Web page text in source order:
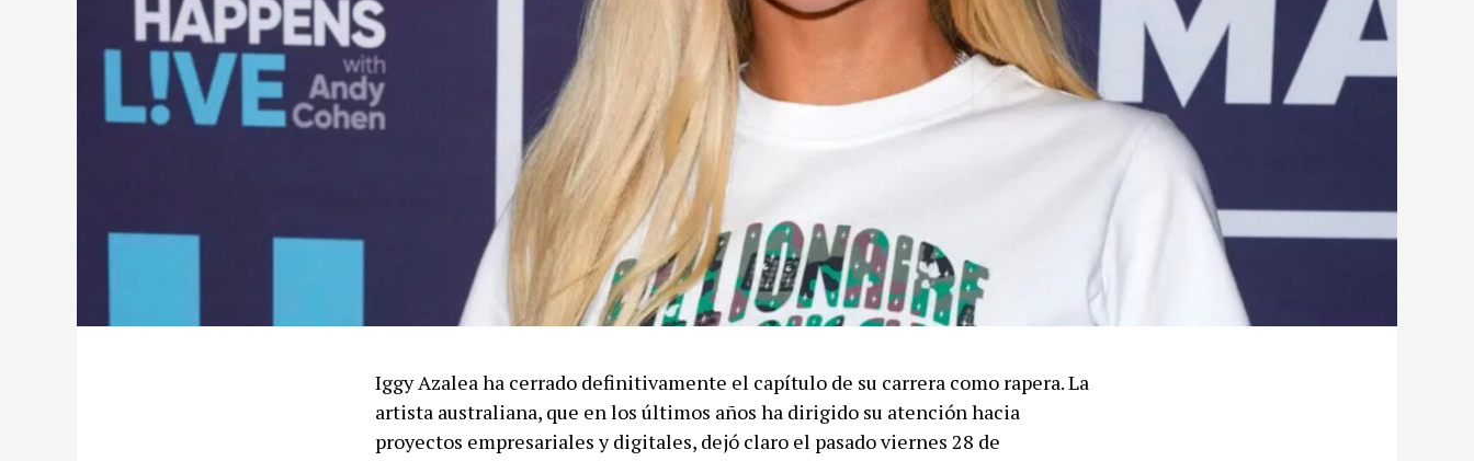
Iggy Azalea ha cerrado definitivamente el capítulo de su carrera como rapera. La
artista australiana, que en los últimos años ha dirigido su atención hacia
proyectos empresariales y digitales, dejó claro el pasado viernes 28 de